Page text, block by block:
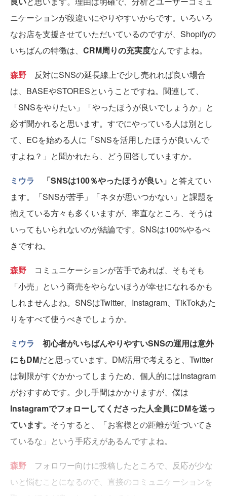
ニケーションが段違いにやりやすいからです。いろいろ
なお店を支援させていただいているのですが、Shopifyの
いちばんの特徴は、 CRM周りの充実度なんですよね。
森野 反対にSNSの延長線上で少し売れれば良い場合
は、BASEやSTORESということですね。関連して、
「SNSをやりたい」「やったほうが良いでしょうか」と
必ず聞かれると思います。すでにやっている人は別とし
て、ECを始める人に「SNSを活用したほうが良いんで
すよね？」と聞かれたら、どう回答していますか。
ミウラ 「SNSは100％やったほうが良い」 と答えてい
ます。「SNSが苦手」「ネタが思いつかない」と課題を
抱えている方々も多くいますが、率直なところ、そうは
いってもいられないのが結論です。SNSは100%やるべ
きですね。
森野 コミュニケーションが苦手であれば、そもそも
「小売」という商売をやらないほうが幸せになれるかも
しれませんよね。SNSはTwitter、Instagram、TikTokあた
りをすべて使うべきでしょうか。
ミウラ
初心者がいちばんやりやすいSNSの運用は意外
にもDMだと思っています。DM活用で考えると、Twitter
は制限がすぐかかってしまうため、個人的にはInstagram
がおすすめです。少し手間はかかりますが、僕は
Instagramでフォローしてくださった人全員にDMを送っ
ています。 そうすると、「お客様との距離が近づいてき
ているな」という手応えがあるんですよね。
森野 フォロワー向けに投稿したところで、反応が少な
いと悩むことになるので、直接のコミュニケーションを